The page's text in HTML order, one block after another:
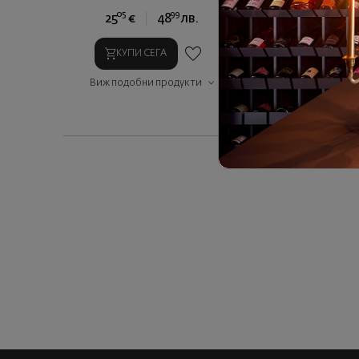
2505 € 4899 лв.
КУПИ СЕГА
Виж подобни продукти
3990 €
КУПИ
Виж подобни